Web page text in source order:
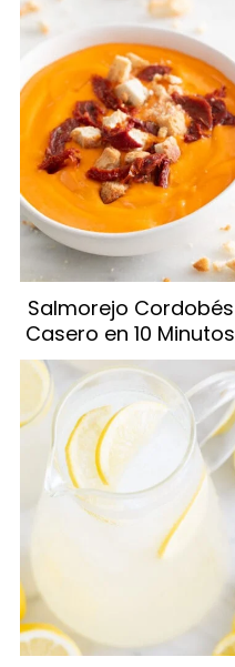
Salmorejo Cordobés
Casero en 10 Minutos